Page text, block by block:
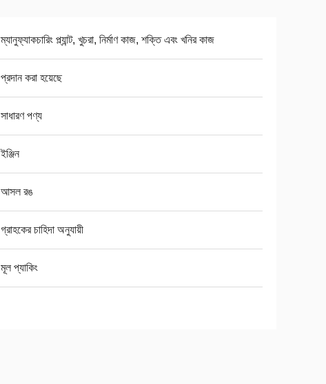
ম্যানুফ্যাকচারিং প্ল্যান্ট, খুচরা, নির্মাণ কাজ, শক্তি এবং খনির কাজ
প্রদান করা হয়েছে
সাধারণ পণ্য
ইঞ্জিন
আসল রঙ
গ্রাহকের চাহিদা অনুযায়ী
মূল প্যাকিং